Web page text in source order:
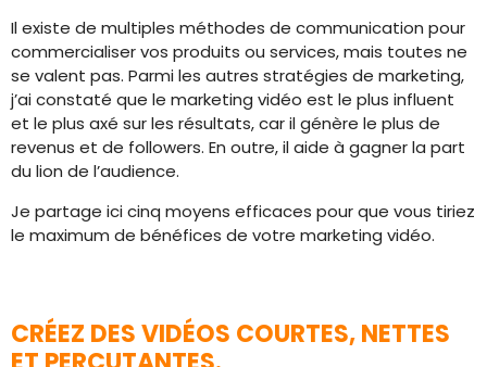
Il existe de multiples méthodes de communication pour
commercialiser vos produits ou services, mais toutes ne
se valent pas. Parmi les autres stratégies de marketing,
j’ai constaté que le marketing vidéo est le plus influent
et le plus axé sur les résultats, car il génère le plus de
revenus et de followers. En outre, il aide à gagner la part
du lion de l’audience.
Je partage ici cinq moyens efficaces pour que vous tiriez
le maximum de bénéfices de votre marketing vidéo.
CRÉEZ DES VIDÉOS COURTES, NETTES